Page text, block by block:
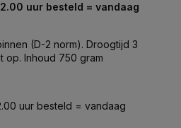
uur besteld = vandaag
(D-2 norm). Droogtijd 3
op. Inhoud 750 gram
uur besteld = vandaag